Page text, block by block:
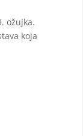
ožujka.
koja